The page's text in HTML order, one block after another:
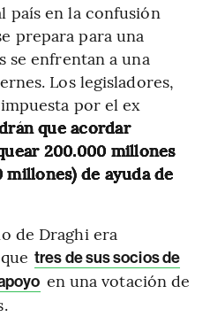
país en la confusión
prepara para una
se enfrentan a una
Los legisladores,
por el ex
que acordar
200.000 millones
millones) de ayuda de
de Draghi era
tres de sus socios de
en una votación de